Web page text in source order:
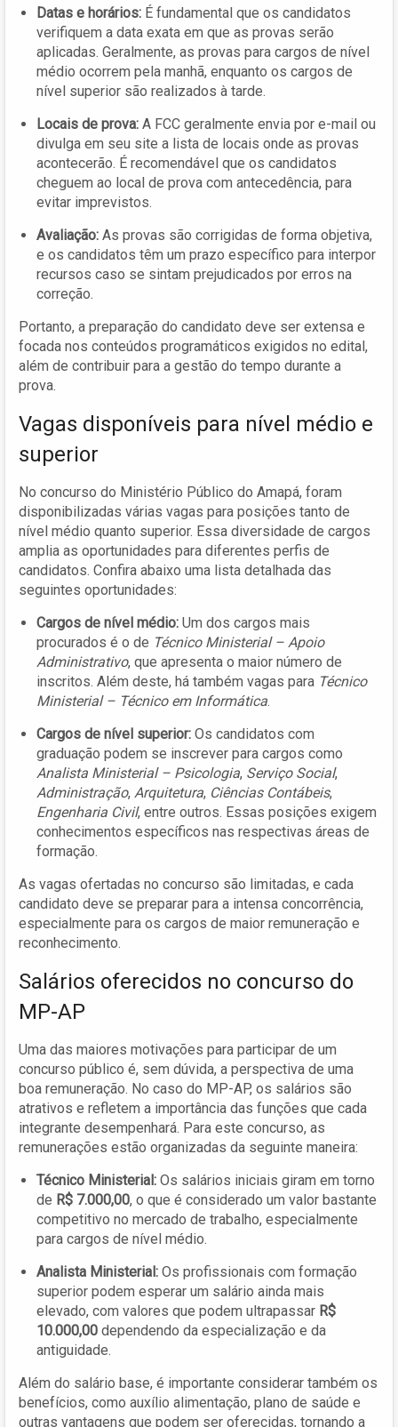
Datas e horários: É fundamental que os candidatos
verifiquem a data exata em que as provas serão
aplicadas. Geralmente, as provas para cargos de nível
médio ocorrem pela manhã, enquanto os cargos de
nível superior são realizados à tarde.
Locais de prova: A FCC geralmente envia por e-mail ou
divulga em seu site a lista de locais onde as provas
acontecerão. É recomendável que os candidatos
cheguem ao local de prova com antecedência, para
evitar imprevistos.
Avaliação: As provas são corrigidas de forma objetiva,
e os candidatos têm um prazo específico para interpor
recursos caso se sintam prejudicados por erros na
correção.
Portanto, a preparação do candidato deve ser extensa e
focada nos conteúdos programáticos exigidos no edital,
além de contribuir para a gestão do tempo durante a
prova.
Vagas disponíveis para nível médio e
superior
No concurso do Ministério Público do Amapá, foram
disponibilizadas várias vagas para posições tanto de
nível médio quanto superior. Essa diversidade de cargos
amplia as oportunidades para diferentes perfis de
candidatos. Confira abaixo uma lista detalhada das
seguintes oportunidades:
Cargos de nível médio: Um dos cargos mais
procurados é o de Técnico Ministerial – Apoio
Administrativo, que apresenta o maior número de
inscritos. Além deste, há também vagas para Técnico
Ministerial – Técnico em Informática.
Cargos de nível superior: Os candidatos com
graduação podem se inscrever para cargos como
Analista Ministerial – Psicologia, Serviço Social,
Administração, Arquitetura, Ciências Contábeis,
Engenharia Civil, entre outros. Essas posições exigem
conhecimentos específicos nas respectivas áreas de
formação.
As vagas ofertadas no concurso são limitadas, e cada
candidato deve se preparar para a intensa concorrência,
especialmente para os cargos de maior remuneração e
reconhecimento.
Salários oferecidos no concurso do
MP-AP
Uma das maiores motivações para participar de um
concurso público é, sem dúvida, a perspectiva de uma
boa remuneração. No caso do MP-AP, os salários são
atrativos e refletem a importância das funções que cada
integrante desempenhará. Para este concurso, as
remunerações estão organizadas da seguinte maneira:
Técnico Ministerial: Os salários iniciais giram em torno
de R$ 7.000,00, o que é considerado um valor bastante
competitivo no mercado de trabalho, especialmente
para cargos de nível médio.
Analista Ministerial: Os profissionais com formação
superior podem esperar um salário ainda mais
elevado, com valores que podem ultrapassar R$
10.000,00 dependendo da especialização e da
antiguidade.
Além do salário base, é importante considerar também os
benefícios, como auxílio alimentação, plano de saúde e
outras vantagens que podem ser oferecidas, tornando a